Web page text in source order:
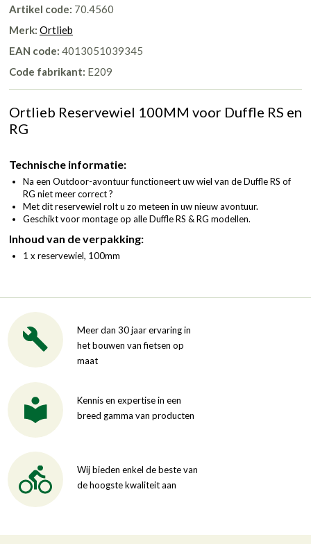
Artikel code: 70.4560
Merk: Ortlieb
EAN code: 4013051039345
Code fabrikant: E209
Ortlieb Reservewiel 100MM voor Duffle RS en
RG
Technische informatie:
Na een Outdoor-avontuur functioneert uw wiel van de Duffle RS of
RG niet meer correct ?
Met dit reservewiel rolt u zo meteen in uw nieuw avontuur.
Geschikt voor montage op alle Duffle RS & RG modellen.
Inhoud van de verpakking:
1 x reservewiel, 100mm
Meer dan 30 jaar ervaring in
het bouwen van fietsen op
maat
Kennis en expertise in een
breed gamma van producten
Wij bieden enkel de beste van
de hoogste kwaliteit aan